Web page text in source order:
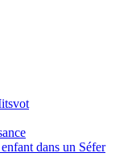
dans un Séfer